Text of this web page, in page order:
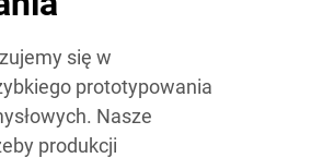
się w
prototypowania
Nasze
produkcji